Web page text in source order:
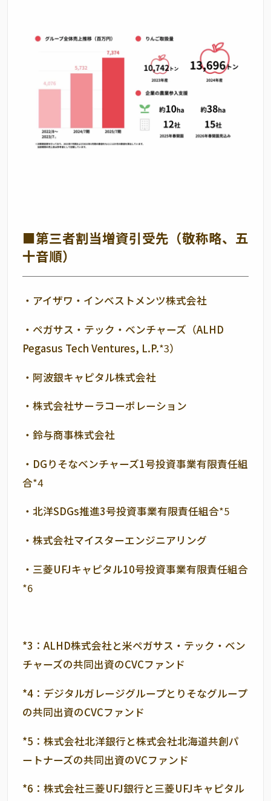
■第三者割当増資引受先（敬称略、五
十音順）
・アイザワ・インベストメンツ株式会社
・ペガサス・テック・ベンチャーズ（ALHD
Pegasus Tech Ventures, L.P.*3）
・阿波銀キャピタル株式会社
・株式会社サーラコーポレーション
・鈴与商事株式会社
・ DGりそなベンチャーズ1号投資事業有限責任組
合*4
・北洋SDGs推進3号投資事業有限責任組合*5
・株式会社マイスターエンジニアリング
・三菱UFJキャピタル10号投資事業有限責任組合
*6
*3：ALHD株式会社と米ペガサス・テック・ベン
チャーズの共同出資のCVCファンド
*4：デジタルガレージグループとりそなグループ
の共同出資のCVCファンド
*5：株式会社北洋銀行と株式会社北海道共創パ
ートナーズの共同出資のVCファンド
*6：株式会社三菱UFJ銀行と三菱UFJキャピタル